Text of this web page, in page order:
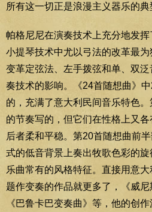
所有这一切正是浪漫主义器乐的典
帕格尼尼在演奏技术上充分地发
小提琴技术中尤以弓法的改革最为
变革定弦法、左手拨弦和单、双
奏技术的影响。《24首随想曲》
的，充满了意大利民间音乐特色
的节奏写的，但它们在性格上又各
后者柔和平稳。第20首随想曲前
式的低音背景上奏出牧歌色彩的
乐曲常有的风格特征。直接用意
题作变奏的作品就更多了，《威尼
《巴鲁卡巴变奏曲》等，他的创